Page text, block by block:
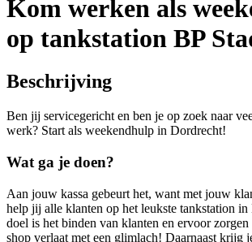
Kom werken als
op tankstation BP
Beschrijving
Ben jij servicegericht en ben je op zoek naar
werk? Start als weekendhulp in Dordrecht!
Wat ga je doen?
Aan jouw kassa gebeurt het, want met jouw
help jij alle klanten op het leukste tankstation
doel is het binden van klanten en ervoor
shop verlaat met een glimlach! Daarnaast krijg